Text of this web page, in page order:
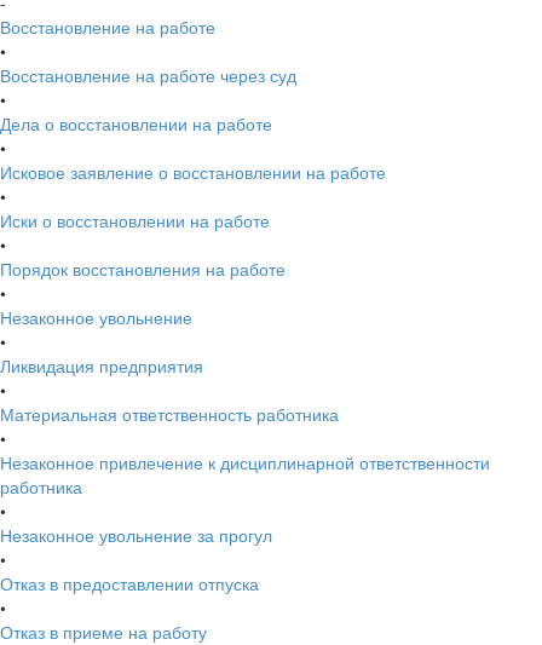
Восстановление на работе
•
Восстановление на работе через суд
•
Дела о восстановлении на работе
•
Исковое заявление о восстановлении на работе
•
Иски о восстановлении на работе
•
Порядок восстановления на работе
•
Незаконное увольнение
•
Ликвидация предприятия
•
Материальная ответственность работника
•
Незаконное привлечение к дисциплинарной ответственности
работника
•
Незаконное увольнение за прогул
•
Отказ в предоставлении отпуска
•
Отказ в приеме на работу